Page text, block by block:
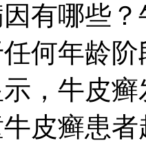
有哪些
何年龄
，牛皮
皮癣患者